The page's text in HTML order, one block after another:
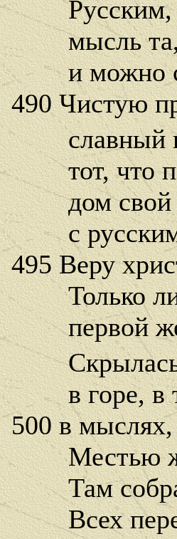
Русским,
мысль та,
и можно
490 Чистую
славный
тот, что
дом свой
с русскими
495 Веру
Только
первой же
Скрылась
в горе, в
500 в
Местью
Там
Всех